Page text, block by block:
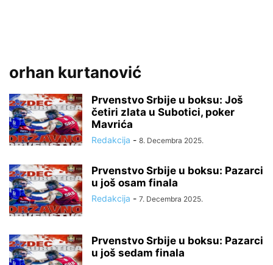
orhan kurtanović
Prvenstvo Srbije u boksu: Još
četiri zlata u Subotici, poker
Mavrića
Redakcija - 8. Decembra 2025.
Prvenstvo Srbije u boksu: Pazarci
u još osam finala
Redakcija - 7. Decembra 2025.
Prvenstvo Srbije u boksu: Pazarci
u još sedam finala